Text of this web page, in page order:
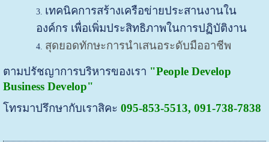
เทคนิคการสร้างเครือข่ายประสานงานใน
องค์กร เพื่อเพิ่มประสิทธิภาพในการปฏิบัติงาน
สุดยอดทักษะการนำเสนอระดับมืออาชีพ
ตามปรัชญาการบริหารของเรา "People Develop
Business Develop"
โทรมาปรึกษากับเราสิคะ 095-853-5513, 091-738-7838